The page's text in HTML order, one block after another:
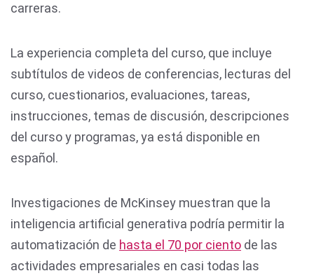
carreras.
La experiencia completa del curso, que incluye
subtítulos de videos de conferencias, lecturas del
curso, cuestionarios, evaluaciones, tareas,
instrucciones, temas de discusión, descripciones
del curso y programas, ya está disponible en
español.
Investigaciones de McKinsey muestran que la
inteligencia artificial generativa podría permitir la
automatización de hasta el 70 por ciento de las
actividades empresariales en casi todas las